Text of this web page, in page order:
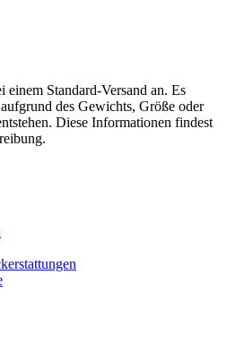
Standard-Versand an. Es
des Gewichts, Größe oder
Diese Informationen findest